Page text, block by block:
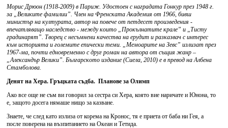
Морис Дрюон (1918-2009) в Париж. Удостоен с наградата Гонкур през 1948 г.
за „Великите фамилии”. Член на Френската Академия от 1966, бивш
министър на културата, автор на повече от петдесет произведения -
впечатляващо наследство - между които „Прокълнатите крале” и „Тисту
градинарят”. Творец с несъмнени качества на ерудит и разказвач с интерес
към историята и големите епически теми. „Мемоарите на Зевс” излизат през
1967-ма, почти едновременно с друг роман на автора от същия жанр –
„Александър Велики”. Българското издание (Сиела, 2010) е в превод на Албена
Стамболова.
Денят на Хера. Гръцката съдба. Планове за Олимп
Ако все още не съм ви говорил за сестра си Хера, която вие наричате и Юнона, то
е, защото досега нямаше нищо за казване.
Знаете, че след като излиза от корема на Кронос, тя е приета от баба ни Гея, а
после поверена на възпитанието на Океан и Тетида.